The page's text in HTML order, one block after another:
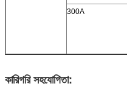
300A
কারিগরি সহযোগিতা: